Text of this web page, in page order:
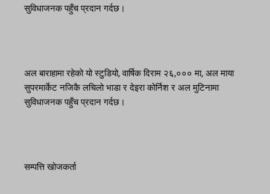
सुविधाजनक पहुँच प्रदान गर्दछ।
अल बाराहामा रहेको यो स्टुडियो, वार्षिक दिराम २६,००० मा, अल माया
सुपरमार्केट नजिकै लचिलो भाडा र देइरा कोर्निश र अल मुटिनामा
सुविधाजनक पहुँच प्रदान गर्दछ।
सम्पत्ति खोजकर्ता